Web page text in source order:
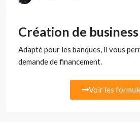
Création de
Adapté pour les banques, il vous
demande de financement.
Voir les